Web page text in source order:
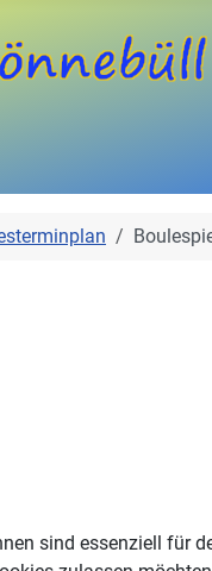
sind essenziell für